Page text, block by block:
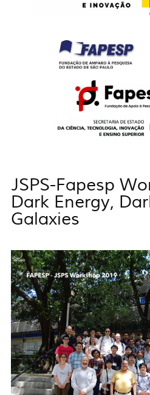
Você está aqui
JSPS-Fapesp
Dark Energy,
Galaxies